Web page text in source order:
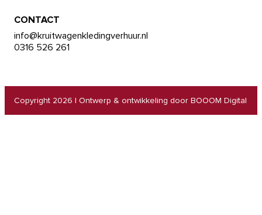
CONTACT
info@kruitwagenkledingverhuur.nl
0316 526 261
Copyright 2026 | Ontwerp & ontwikkeling door BOOOM Digital